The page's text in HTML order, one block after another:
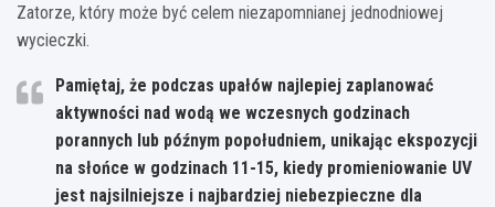
Zatorze, który może być celem niezapomnianej jednodniowej
wycieczki.
Pamiętaj, że podczas upałów najlepiej zaplanować
aktywności nad wodą we wczesnych godzinach
porannych lub późnym popołudniem, unikając ekspozycji
na słońce w godzinach 11-15, kiedy promieniowanie UV
jest najsilniejsze i najbardziej niebezpieczne dla